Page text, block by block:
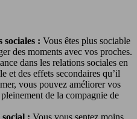
: Vous êtes plus sociable
des moments avec vos proches.
dans les relations sociales en
et des effets secondaires qu’il
vous pouvez améliorer vos
de la compagnie de